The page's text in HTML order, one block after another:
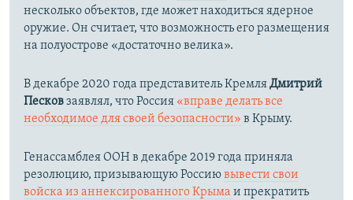
несколько объектов, где может находиться ядерное
оружие. Он считает, что возможность его размещения
на полуострове «достаточно велика».
В декабре 2020 года представитель КремляДмитрий
Песковзаявлял, что Россия «вправе делать все
необходимое для своей безопасности» в Крыму.
Генассамблея ООН в декабре 2019 года приняла
резолюцию, призывающую Россиювывести свои
войска из аннексированного Крыма и прекратить